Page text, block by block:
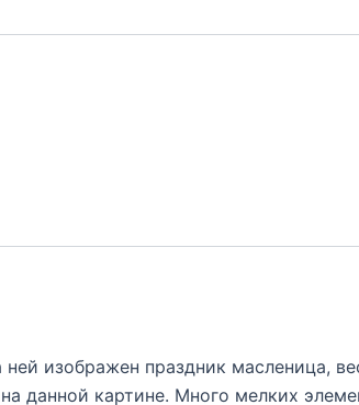
изображен праздник масленица,
данной картине. Много мелких